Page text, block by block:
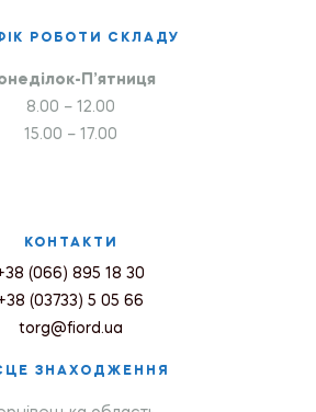
РОБОТИ СКЛАДУ
П’ятниця
8.00 – 12.00
15.00 – 17.00
КОНТАКТИ
(066) 895 18 30
(03733) 5 05 66
torg@fiord.ua
ЗНАХОДЖЕННЯ